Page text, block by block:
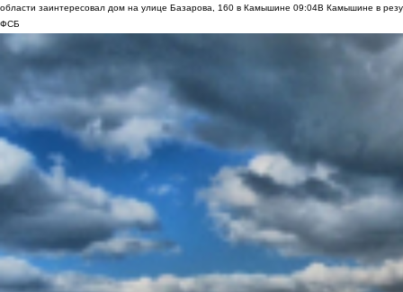
области заинтересовал дом на улице Базарова, 160 в Камышине 09:04В Камышине в
ФСБ